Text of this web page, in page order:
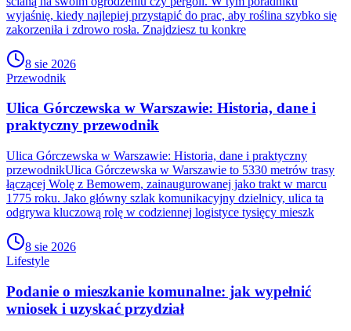
wyjaśnię, kiedy najlepiej przystąpić do prac, aby roślina szybko się
zakorzeniła i zdrowo rosła. Znajdziesz tu konkre
8 sie 2026
Przewodnik
Ulica Górczewska w Warszawie: Historia, dane i
praktyczny przewodnik
Ulica Górczewska w Warszawie: Historia, dane i praktyczny
przewodnikUlica Górczewska w Warszawie to 5330 metrów trasy
łączącej Wolę z Bemowem, zainaugurowanej jako trakt w marcu
1775 roku. Jako główny szlak komunikacyjny dzielnicy, ulica ta
odgrywa kluczową rolę w codziennej logistyce tysięcy mieszk
8 sie 2026
Lifestyle
Podanie o mieszkanie komunalne: jak wypełnić
wniosek i uzyskać przydział